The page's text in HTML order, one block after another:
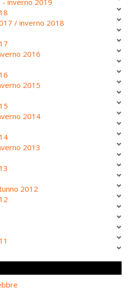
/ inverno 2018
2016
2015
2014
2013
2012